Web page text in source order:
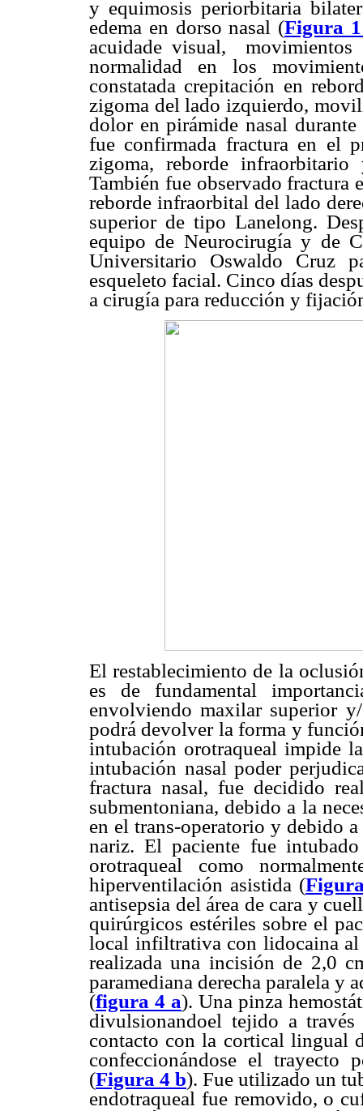
y equimosis periorbitaria
edema en dorso nasal (Figura
acuidade visual,
movimientos
normalidad en los
constatada crepitación en
zigoma del lado izquierdo,
dolor en pirámide nasal
fue confirmada fractura en el
zigoma, reborde
También fue observado fractura
reborde infraorbital del lado
superior de tipo Lanelong.
equipo de Neurocirugía y de
Universitario Oswaldo Cruz
esqueleto facial. Cinco días
a cirugía para reducción y
El restablecimiento de la
es de fundamental
envolviendo maxilar superior
podrá devolver la forma y
intubación orotraqueal impide
intubación nasal poder
fractura nasal, fue decidido
submentoniana, debido a la
en el trans-operatorio y debido
nariz. El paciente fue
orotraqueal como
hiperventilación asistida (
antisepsia del área de cara y
quirúrgicos estériles sobre el
local infiltrativa con lidocaina
realizada una incisión de 2,0
paramediana derecha paralela y
(figura 4 a). Una pinza
divulsionandoel tejido a
contacto con la cortical lingual
confeccionándose el trayecto
(Figura 4 b). Fue utilizado un
endotraqueal fue removido, o